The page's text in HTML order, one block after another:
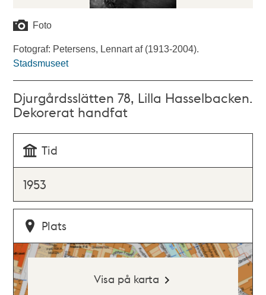
Foto
Fotograf: Petersens, Lennart af (1913-2004).
Stadsmuseet
Djurgårdsslätten 78, Lilla Hasselbacken.
Dekorerat handfat
Tid
1953
Plats
Visa på karta